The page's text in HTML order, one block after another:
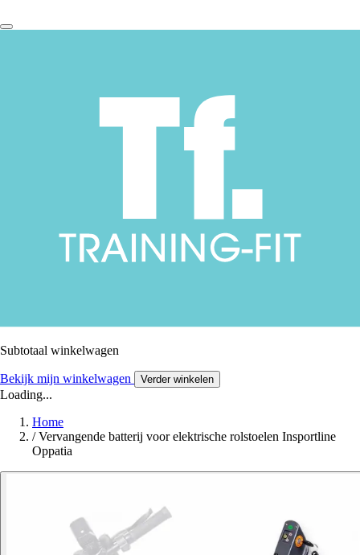
Subtotaal winkelwagen
Bekijk mijn winkelwagen Verder winkelen
Loading...
Home
/ Vervangende batterij voor elektrische rolstoelen Insportline
Oppatia